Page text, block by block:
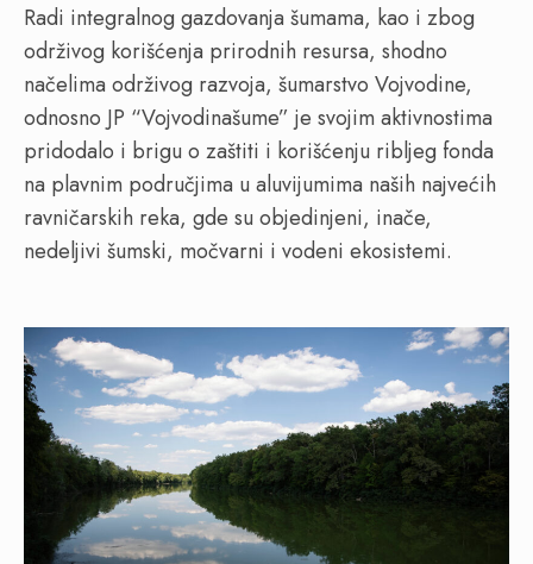
Radi integralnog gazdovanja šumama, kao i zbog
održivog korišćenja prirodnih resursa, shodno
načelima održivog razvoja, šumarstvo Vojvodine,
odnosno JP “Vojvodinašume” je svojim aktivnostima
pridodalo i brigu o zaštiti i korišćenju ribljeg fonda
na plavnim područjima u aluvijumima naših najvećih
ravničarskih reka, gde su objedinjeni, inače,
nedeljivi šumski, močvarni i vodeni ekosistemi.